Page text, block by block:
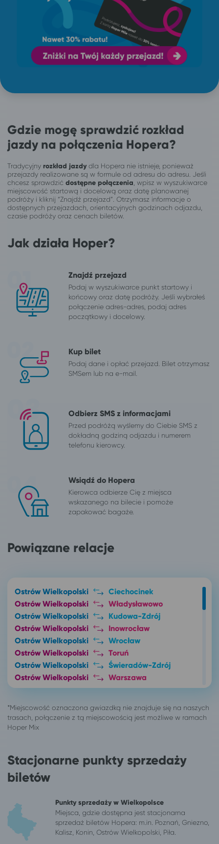
Gdzie mogę sprawdzić rozkład
jazdy na połączenia Hopera?
Tradycyjny rozkład jazdydla Hopera nie istnieje, ponieważ
przejazdy realizowane są w formule od adresu do adresu. Jeśli
chcesz sprawdzić dostępne połączenia , wpisz w wyszukiwarce
miejscowość startową i docelową oraz datę planowanej
podróży i kliknij “Znajdź przejazd”. Otrzymasz informacje o
dostępnych przejazdach, orientacyjnych godzinach odjazdu,
czasie podróży oraz cenach biletów.
Jak działa Hoper?
Znajdź przejazd
Podaj w wyszukiwarce punkt startowy i
końcowy oraz datę podróży. Jeśli wybrałeś
połączenie adres-adres, podaj adres
początkowy i docelowy.
Kup bilet
Podaj dane i opłać przejazd. Bilet otrzymasz
SMSem lub na e-mail.
Odbierz SMS z informacjami
Przed podróżą wyślemy do Ciebie SMS z
dokładną godziną odjazdu i numerem
telefonu kierowcy.
Wsiądź do Hopera
Kierowca odbierze Cię z miejsca
wskazanego na bilecie i pomoże
zapakować bagaże.
Powiązane relacje
Ostrów Wielkopolski
Ciechocinek
Ostrów Wielkopolski
Władysławowo
Ostrów Wielkopolski
Kudowa-Zdrój
Ostrów Wielkopolski
Inowrocław
Ostrów Wielkopolski
Wrocław
Ostrów Wielkopolski
Toruń
Ostrów Wielkopolski
Świeradów-Zdrój
Ostrów Wielkopolski
Warszawa
Ostrów Wielkopolski
Szklarska Poręba
Ostrów Wielkopolski
Szczawno-Zdrój
Ostrów Wielkopolski
Gliwice
Karpacz
Głogów
Szklarska Poręba
Katowice
Karpacz
Kraków
Karpacz
Łódź
Karpacz
Stacjonarne punkty sprzedaży
biletów
Punkty sprzedaży w Wielkopolsce
Miejsca, gdzie dostępna jest stacjonarna
sprzedaż biletów Hopera: m.in. Poznań, Gniezno,
Kalisz, Konin, Ostrów Wielkopolski, Piła.